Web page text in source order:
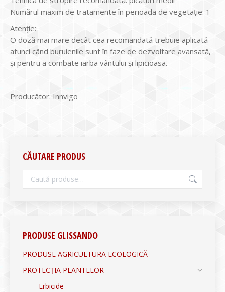
Numărul maxim de tratamente în perioada de vegetație: 1
Atenție:
O doză mai mare decât cea recomandată trebuie aplicată
atunci când buruienile sunt în faze de dezvoltare avansată,
și pentru a combate iarba vântului și lipicioasa.
Producător: Innvigo
CĂUTARE PRODUS
PRODUSE GLISSANDO
PRODUSE AGRICULTURA ECOLOGICĂ
PROTECȚIA PLANTELOR
Erbicide